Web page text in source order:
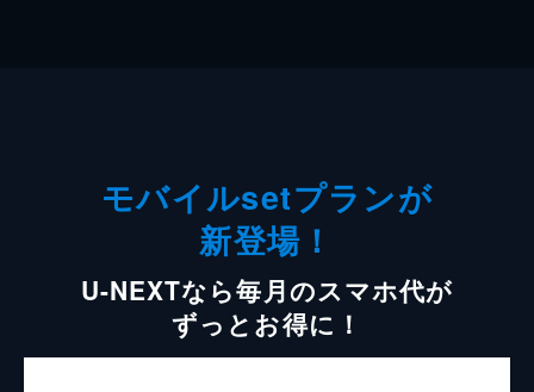
モバイルsetプランが
新登場！
U-NEXTなら毎月のスマホ代が
ずっとお得に！